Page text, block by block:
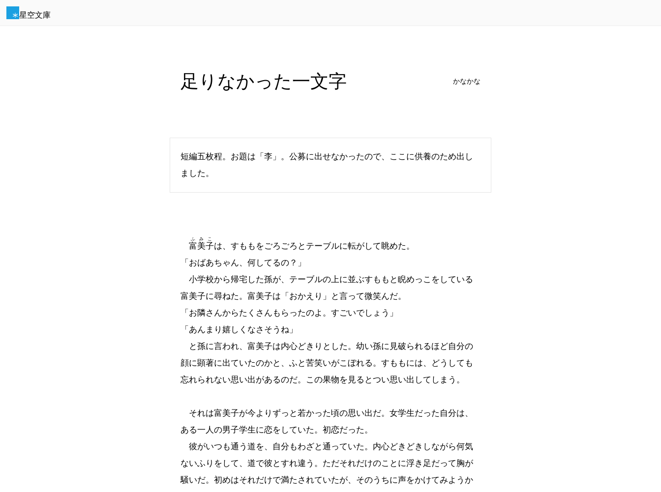
星空文庫
足りなかった一文字 かなかな
短編五枚程。お題は「李」。公募に出せなかったので、ここに供養のため出し
ました。
富美子
ふみこ
は、すももをごろごろとテーブルに転がして眺めた。
「おばあちゃん、何してるの？」
小学校から帰宅した孫が、テーブルの上に並ぶすももと睨めっこをしている
富美子に尋ねた。富美子は「おかえり」と言って微笑んだ。
「お隣さんからたくさんもらったのよ。すごいでしょう」
「あんまり嬉しくなさそうね」
と孫に言われ、富美子は内心どきりとした。幼い孫に見破られるほど自分の
顔に顕著に出ていたのかと、ふと苦笑いがこぼれる。すももには、どうしても
忘れられない思い出があるのだ。この果物を見るとつい思い出してしまう。
それは富美子が今よりずっと若かった頃の思い出だ。女学生だった自分は、
ある一人の男子学生に恋をしていた。初恋だった。
彼がいつも通う道を、自分もわざと通っていた。内心どきどきしながら何気
ないふりをして、道で彼とすれ違う。ただそれだけのことに浮き足だって胸が
騒いだ。初めはそれだけで満たされていたが、そのうちに声をかけてみようか